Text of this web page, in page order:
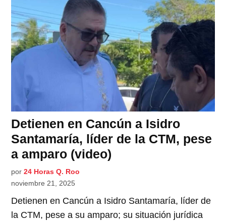
Detienen en Cancún a Isidro
Santamaría, líder de la CTM, pese
a amparo (video)
por 24 Horas Q. Roo
noviembre 21, 2025
Detienen en Cancún a Isidro Santamaría, líder de
la CTM, pese a su amparo; su situación jurídica